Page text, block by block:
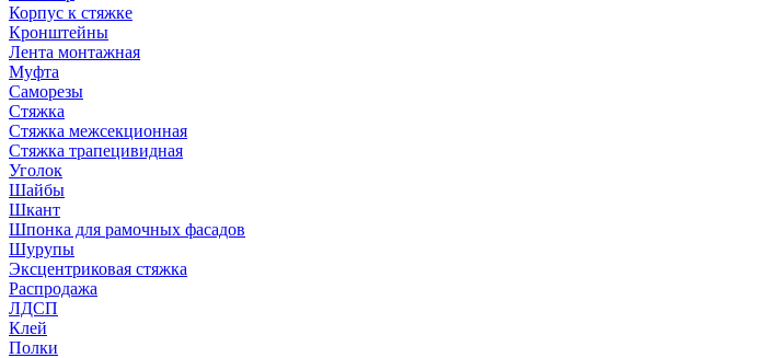
Корпус к стяжке
Кронштейны
Лента монтажная
Муфта
Саморезы
Стяжка
Стяжка межсекционная
Стяжка трапецивидная
Уголок
Шайбы
Шкант
Шпонка для рамочных фасадов
Шурупы
Эксцентриковая стяжка
Распродажа
ЛДСП
Клей
Полки